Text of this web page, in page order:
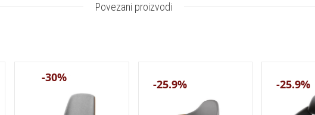
Povezani proizvodi
-30% -25.9% -25.9%